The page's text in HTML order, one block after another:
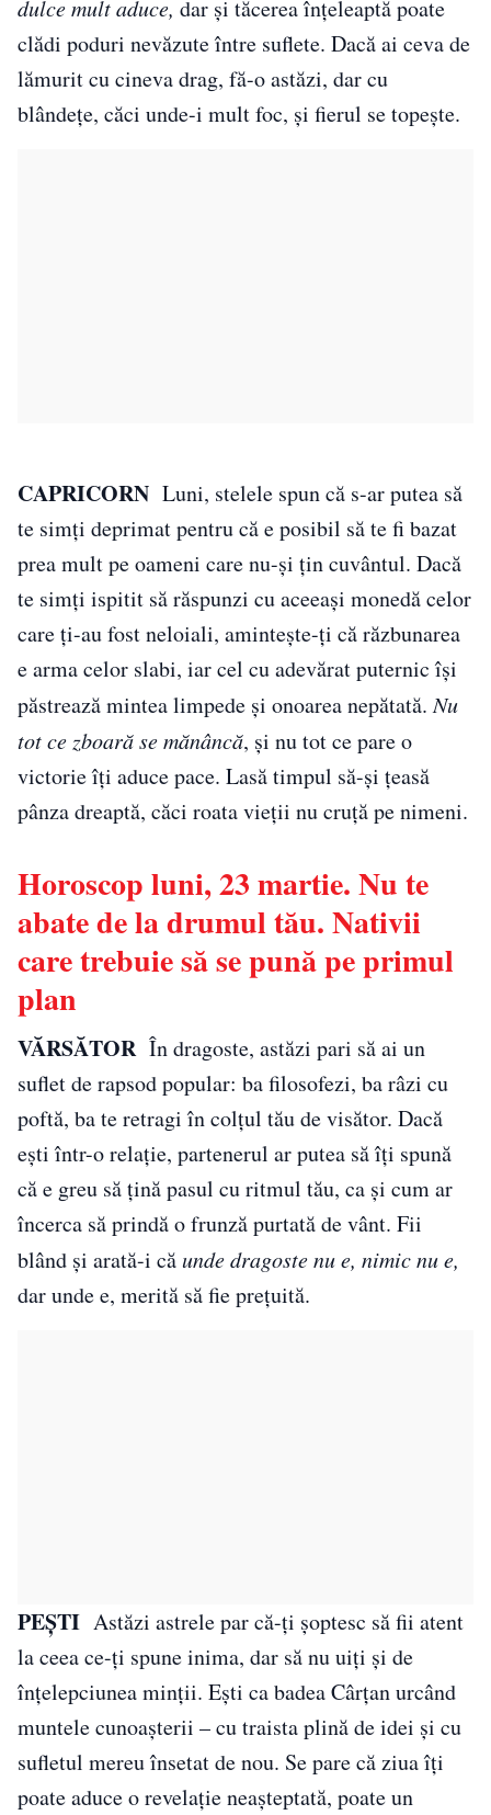
dulce mult aduce, dar și tăcerea înțeleaptă poate
clădi poduri nevăzute între suflete. Dacă ai ceva de
lămurit cu cineva drag, fă-o astăzi, dar cu
blândețe, căci unde-i mult foc, și fierul se topește.
CAPRICORN Luni, stelele spun că s-ar putea să
te simți deprimat pentru că e posibil să te fi bazat
prea mult pe oameni care nu-şi ţin cuvântul. Dacă
te simți ispitit să răspunzi cu aceeași monedă celor
care ți-au fost neloiali, amintește-ți că răzbunarea
e arma celor slabi, iar cel cu adevărat puternic își
păstrează mintea limpede și onoarea nepătată.Nu
tot ce zboară se mănâncă, și nu tot ce pare o
victorie îți aduce pace. Lasă timpul să-și țeasă
pânza dreaptă, căci roata vieții nu cruță pe nimeni.
Horoscop luni, 23 martie. Nu te
abate de la drumul tău. Nativii
care trebuie să se pună pe primul
plan
VĂRSĂTOR În dragoste, astăzi pari să ai un
suflet de rapsod popular: ba filosofezi, ba râzi cu
poftă, ba te retragi în colțul tău de visător. Dacă
ești într-o relație, partenerul ar putea să îți spună
că e greu să țină pasul cu ritmul tău, ca și cum ar
încerca să prindă o frunză purtată de vânt. Fii
blând și arată-i căunde dragoste nu e, nimic nu e,
dar unde e, merită să fie prețuită.
PEŞTI Astăzi astrele par că-ți șoptesc să fii atent
la ceea ce-ți spune inima, dar să nu uiți și de
înțelepciunea minții. Ești ca badea Cârțan urcând
muntele cunoașterii – cu traista plină de idei și cu
sufletul mereu însetat de nou. Se pare că ziua îți
poate aduce o revelație neașteptată, poate un